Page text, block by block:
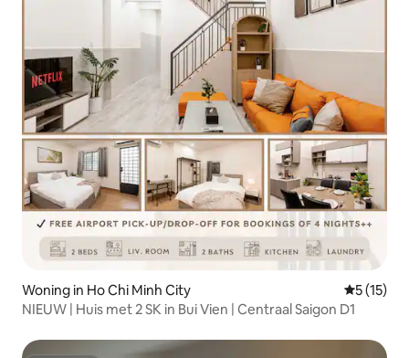
Woning in Ho Chi Minh City
5 (15)
NIEUW | Huis met 2 SK in Bui Vien | Centraal Saigon D1